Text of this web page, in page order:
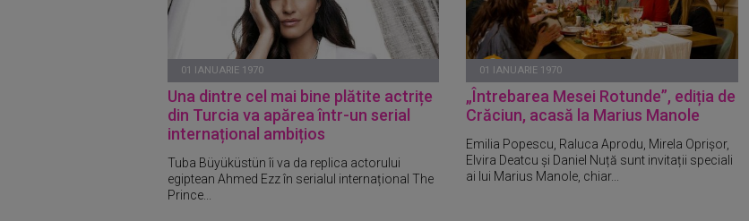
01 IANUARIE 1970
Una dintre cel mai bine plătite actrițe
din Turcia va apărea într-un serial
internațional ambițios
Tuba Büyüküstün îi va da replica actorului
egiptean Ahmed Ezz în serialul internațional The
Prince...
01 IANUARIE 1970
„Întrebarea Mesei Rotunde”, ediția de
Crăciun, acasă la Marius Manole
Emilia Popescu, Raluca Aprodu, Mirela Oprișor,
Elvira Deatcu și Daniel Nuță sunt invitații speciali
ai lui Marius Manole, chiar...